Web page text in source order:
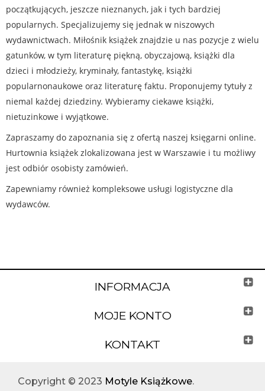
początkujących, jeszcze nieznanych, jak i tych bardziej
popularnych. Specjalizujemy się jednak w niszowych
wydawnictwach. Miłośnik książek znajdzie u nas pozycje z wielu
gatunków, w tym literaturę piękną, obyczajową, książki dla
dzieci i młodzieży, kryminały, fantastykę, książki
popularnonaukowe oraz literaturę faktu. Proponujemy tytuły z
niemal każdej dziedziny. Wybieramy ciekawe książki,
nietuzinkowe i wyjątkowe.
Zapraszamy do zapoznania się z ofertą naszej księgarni online.
Hurtownia książek zlokalizowana jest w Warszawie i tu możliwy
jest odbiór osobisty zamówień.
Zapewniamy również kompleksowe usługi logistyczne dla
wydawców.
INFORMACJA
MOJE KONTO
KONTAKT
Copyright © 2023 Motyle Książkowe.